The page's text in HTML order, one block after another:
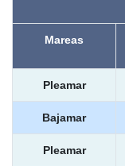
Mareas
Pleamar
Bajamar
Pleamar